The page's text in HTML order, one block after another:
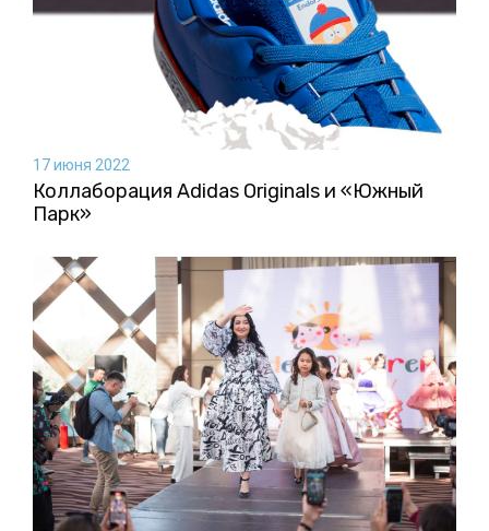
17 июня 2022
Коллаборация Аdidas Originals и «Южный
Парк»